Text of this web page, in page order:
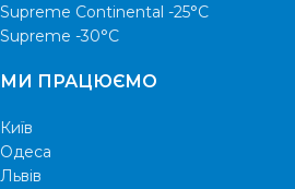
Supreme Continental -25°С
Supreme -30°С
МИ ПРАЦЮЄМО
Київ
Одеса
Львів